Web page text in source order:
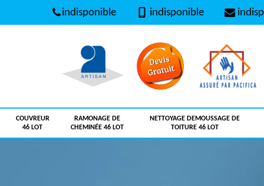
indisponible indisponible
COUVREUR
46 LOT
RAMONAGE DE
CHEMINÉE 46 LOT
NETTOYAGE DEMOUSSAGE DE
TOITURE 46 LOT